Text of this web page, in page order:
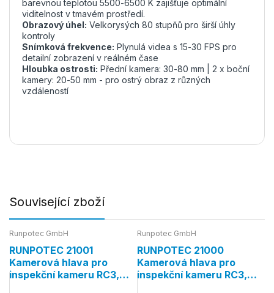
barevnou teplotou 5500-6500 K zajišťuje optimální
viditelnost v tmavém prostředí.
Obrazový úhel: Velkorysých 80 stupňů pro širší úhly
kontroly
Snímková frekvence: Plynulá videa s 15-30 FPS pro
detailní zobrazení v reálném čase
Hloubka ostrosti: Přední kamera: 30-80 mm | 2 x boční
kamery: 20-50 mm - pro ostrý obraz z různých
vzdáleností
Související zboží
Runpotec GmbH
RUNPOTEC 21001
Kamerová hlava pro
inspekční kameru RC3,
Runpotec GmbH
RUNPOTEC 21000
Kamerová hlava pro
inspekční kameru RC3,